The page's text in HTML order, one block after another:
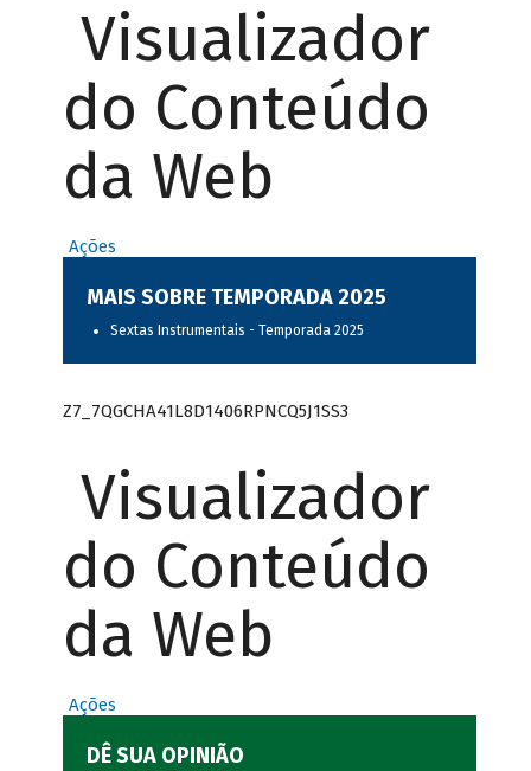
Visualizador
do Conteúdo
da Web
Ações
MAIS SOBRE TEMPORADA 2025
Sextas Instrumentais - Temporada 2025
Z7_7QGCHA41L8D1406RPNCQ5J1SS3
Visualizador
do Conteúdo
da Web
Ações
DÊ SUA OPINIÃO